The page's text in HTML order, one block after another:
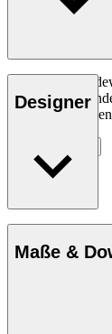
Der RF1905
organischen,
alternativ in
Designer
Rikke Frost (geb.
ihrer
mit dem Kreis
Maße &